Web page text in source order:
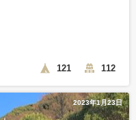
121 112
2023年1月23日